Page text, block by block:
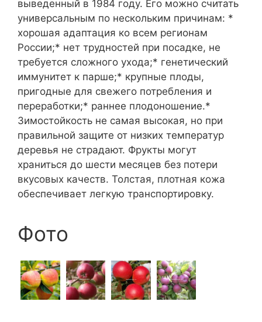
выведенный в 1984 году. Его можно считать
универсальным по нескольким причинам: *
хорошая адаптация ко всем регионам
России;* нет трудностей при посадке, не
требуется сложного ухода;* генетический
иммунитет к парше;* крупные плоды,
пригодные для свежего потребления и
переработки;* раннее плодоношение.*
Зимостойкость не самая высокая, но при
правильной защите от низких температур
деревья не страдают. Фрукты могут
храниться до шести месяцев без потери
вкусовых качеств. Толстая, плотная кожа
обеспечивает легкую транспортировку.
Фото